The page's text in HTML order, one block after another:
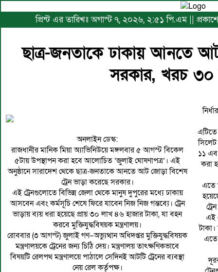
প্রিন্ট এর তারিখঃ অগাস্ট ৭, ২০২৬, ২:৫১ পি.এম ||
ছাত্র-জনতাকে ঢাকায় আনতে
সরকার, খরচ ৩০
অনলাইন ডেস্ক:
রাজধানীর মানিক মিয়া অ্যাভিনিউয়ে মঙ্গলবার ৫ আগস্ট বিকেল
৫টায় উপস্থাপন করা হবে আলোচিত ‘জুলাই ঘোষণাপত্র’। এই
অনুষ্ঠানে সারাদেশ থেকে ছাত্র-জনতাকে আনতে আট জোড়া বিশেষ
ট্রেন ভাড়া করেছে সরকার।
এই ট্রেনগুলোতে বিভিন্ন জেলা থেকে মানুষ দুপুরের মধ্যে ঢাকায়
আসবেন এবং কর্মসূচি শেষে ফিরে যাবেন নিজ নিজ গন্তব্যে। ট্রেন
ভাড়ায় ব্যয় ধরা হয়েছে প্রায় ৩০ লাখ ৪৬ হাজার টাকা, যা বহন
করবে মুক্তিযুদ্ধবিষয়ক মন্ত্রণালয়।
রোববার (৩ আগস্ট) জুলাই গণ–অভ্যুত্থান অধিদপ্তর মুক্তিযুদ্ধবিষয়ক
মন্ত্রণালয়কে ট্রেনের জন্য চিঠি দেয়। মন্ত্রণালয় তাৎক্ষণিকভাবে
বিষয়টি রেলপথ মন্ত্রণালয়ে পাঠালে সেদিনই আটটি ট্রেনের ব্যবস্থা
নেয় রেল কর্তৃপক্ষ।
১১
করা
এতে
এই
এতে